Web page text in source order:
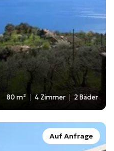
80 m² 4 Zimmer 2 Bäder
Auf Anfrage